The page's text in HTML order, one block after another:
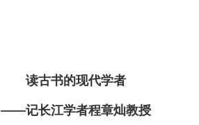
读古书的现代学者
——记长江学者程章灿教授